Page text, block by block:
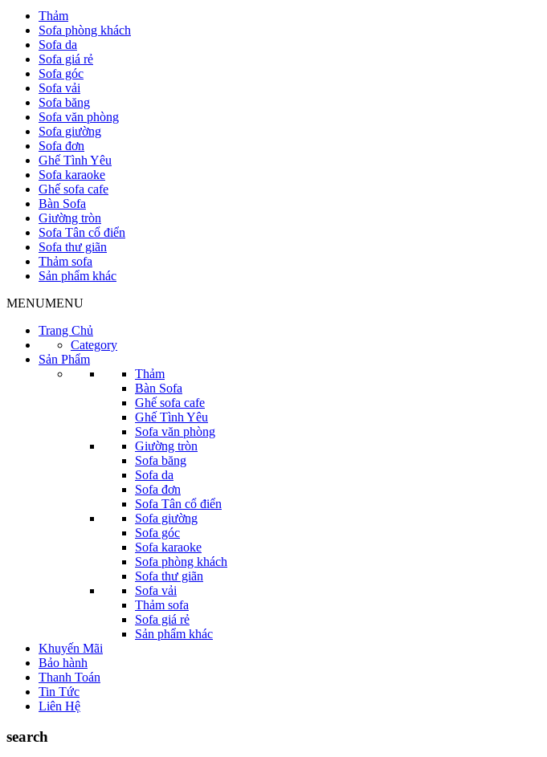
Thảm
Sofa phòng khách
Sofa da
Sofa giá rẻ
Sofa góc
Sofa vải
Sofa băng
Sofa văn phòng
Sofa giường
Sofa đơn
Ghế Tình Yêu
Sofa karaoke
Ghế sofa cafe
Bàn Sofa
Giường tròn
Sofa Tân cổ điển
Sofa thư giãn
Thảm sofa
Sản phẩm khác
MENUMENU
Trang Chủ
Category
Sản Phẩm
Thảm
Bàn Sofa
Ghế sofa cafe
Ghế Tình Yêu
Sofa văn phòng
Giường tròn
Sofa băng
Sofa da
Sofa đơn
Sofa Tân cổ điển
Sofa giường
Sofa góc
Sofa karaoke
Sofa phòng khách
Sofa thư giãn
Sofa vải
Thảm sofa
Sofa giá rẻ
Sản phẩm khác
Khuyến Mãi
Bảo hành
Thanh Toán
Tin Tức
Liên Hệ
search